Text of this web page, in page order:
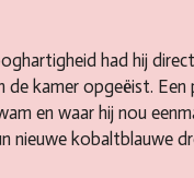
had hij
de kamer opgeëist. Een
en waar hij nou
nieuwe kobaltblauwe